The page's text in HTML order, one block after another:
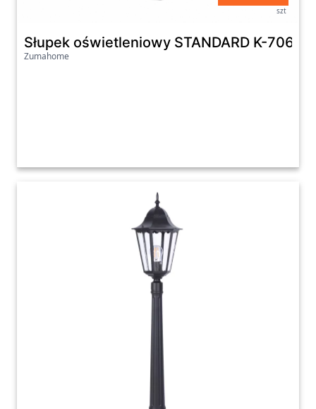
szt
Słupek oświetleniowy STANDARD K-
Zumahome